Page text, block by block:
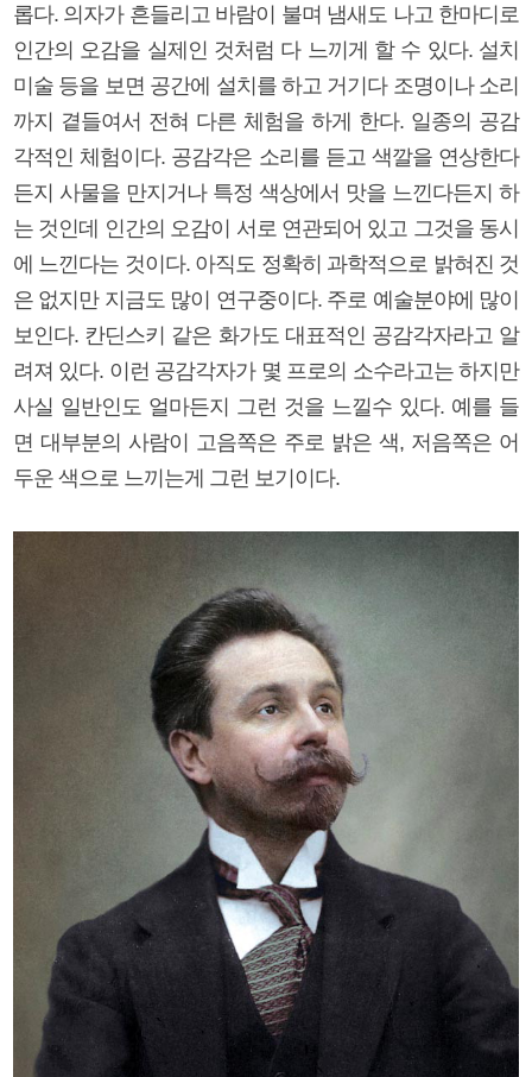
롭다. 의자가 흔들리고 바람이 불며 냄새도 나고 한마디로
인간의 오감을 실제인 것처럼 다 느끼게 할 수 있다. 설치
미술 등을 보면 공간에 설치를 하고 거기다 조명이나 소리
까지 곁들여서 전혀 다른 체험을 하게 한다. 일종의 공감
각적인 체험이다. 공감각은 소리를 듣고 색깔을 연상한다
든지 사물을 만지거나 특정 색상에서 맛을 느낀다든지 하
는 것인데 인간의 오감이 서로 연관되어 있고 그것을 동시
에 느낀다는 것이다. 아직도 정확히 과학적으로 밝혀진 것
은 없지만 지금도 많이 연구중이다. 주로 예술분야에 많이
보인다. 칸딘스키 같은 화가도 대표적인 공감각자라고 알
려져 있다. 이런 공감각자가 몇 프로의 소수라고는 하지만
사실 일반인도 얼마든지 그런 것을 느낄수 있다. 예를 들
면 대부분의 사람이 고음쪽은 주로 밝은 색, 저음쪽은 어
두운 색으로 느끼는게 그런 보기이다.